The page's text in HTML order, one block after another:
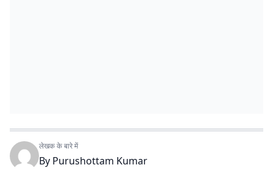
लेखक के बारे में
By Purushottam Kumar